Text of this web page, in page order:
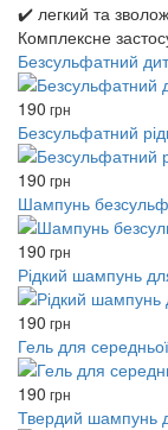
✔️ легкий та
Комплексне
Безсульфатний
190 грн
Безсульфатний
190 грн
Шампунь
190 грн
Рідкий шампунь
190 грн
Гель для
190 грн
Твердий шампунь